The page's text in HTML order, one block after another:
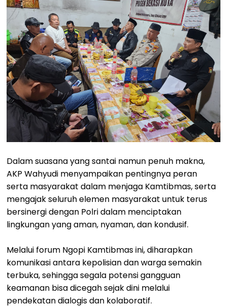
Dalam suasana yang santai namun penuh makna,
AKP Wahyudi menyampaikan pentingnya peran
serta masyarakat dalam menjaga Kamtibmas, serta
mengajak seluruh elemen masyarakat untuk terus
bersinergi dengan Polri dalam menciptakan
lingkungan yang aman, nyaman, dan kondusif.
Melalui forum Ngopi Kamtibmas ini, diharapkan
komunikasi antara kepolisian dan warga semakin
terbuka, sehingga segala potensi gangguan
keamanan bisa dicegah sejak dini melalui
pendekatan dialogis dan kolaboratif.